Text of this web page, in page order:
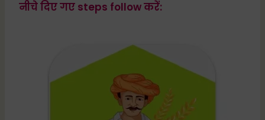
नीचे दिए गए steps follow करें: